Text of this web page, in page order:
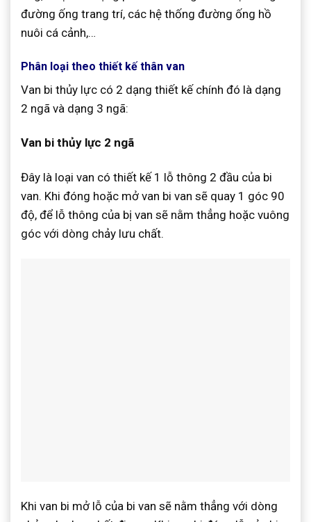
đường ống trang trí, các hệ thống đường ống hồ
nuôi cá cảnh,…
Phân loại theo thiết kế thân van
Van bi thủy lực có 2 dạng thiết kế chính đó là dạng
2 ngã và dạng 3 ngã:
Van bi thủy lực 2 ngã
Đây là loại van có thiết kế 1 lỗ thông 2 đầu của bi
van. Khi đóng hoặc mở van bi van sẽ quay 1 góc 90
độ, để lỗ thông của bị van sẽ nằm thẳng hoặc vuông
góc với dòng chảy lưu chất.
Khi van bi mở lỗ của bi van sẽ nằm thẳng với dòng